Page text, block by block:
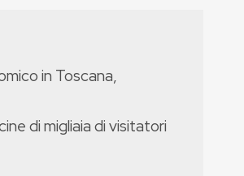
in Toscana,
di migliaia di visitatori